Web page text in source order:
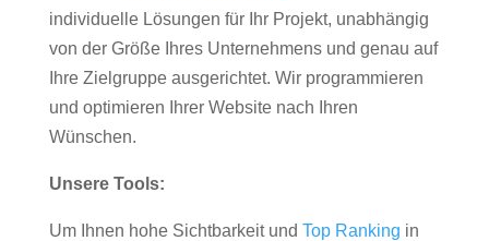
individuelle Lösungen für Ihr Projekt, unabhängig
von der Größe Ihres Unternehmens und genau auf
Ihre Zielgruppe ausgerichtet. Wir programmieren
und optimieren Ihrer Website nach Ihren
Wünschen.
Unsere Tools:
Um Ihnen hohe Sichtbarkeit und Top Ranking in